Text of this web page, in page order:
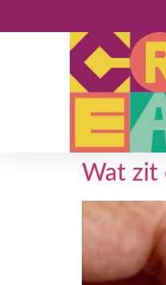
Wat zit